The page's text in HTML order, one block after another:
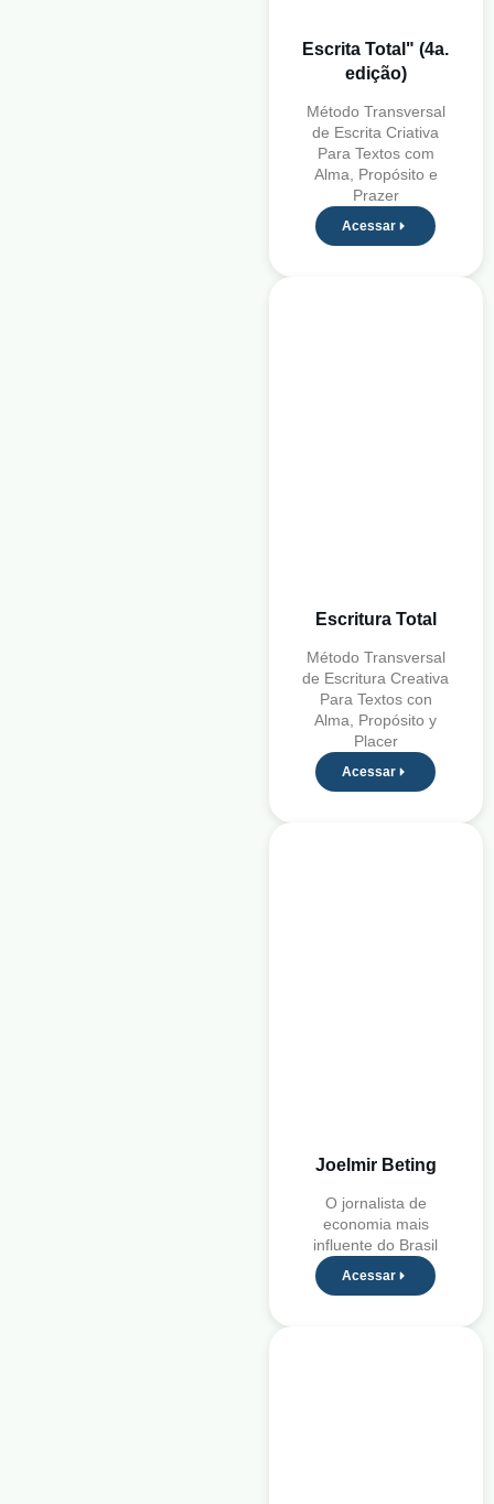
Escrita Total" (4a.
edição)
Método Transversal
de Escrita Criativa
Para Textos com
Alma, Propósito e
Prazer
Acessar
Escritura Total
Método Transversal
de Escritura Creativa
Para Textos con
Alma, Propósito y
Placer
Acessar
Joelmir Beting
O jornalista de
economia mais
influente do Brasil
Acessar